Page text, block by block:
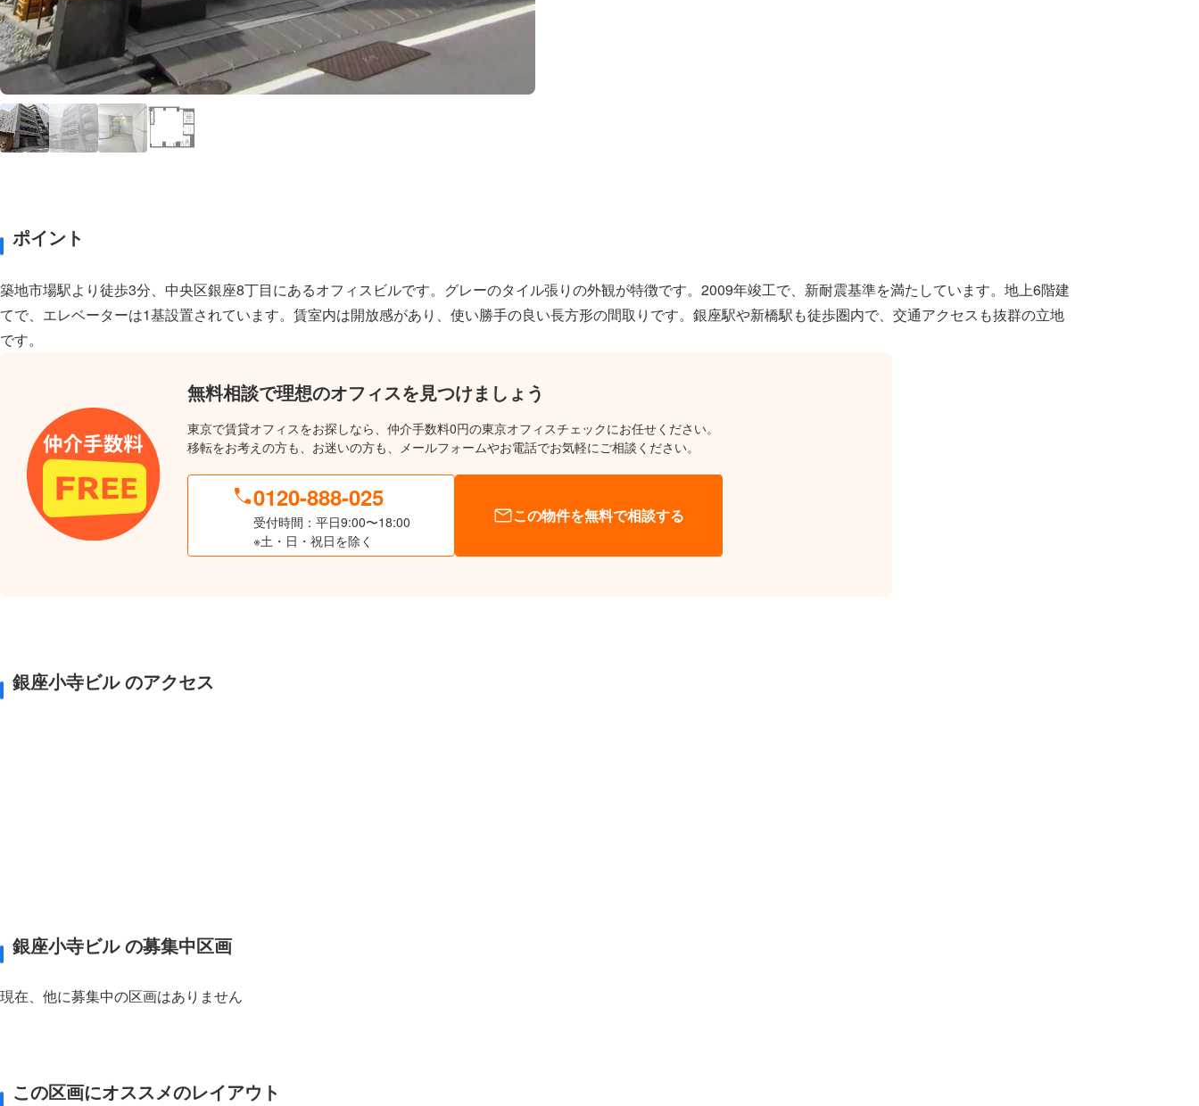
ポイント
築地市場駅より徒歩3分、中央区銀座8丁目にあるオフィスビルです。グレーのタイル張りの外観が特徴です。2009年竣工で、新耐震基準を満たしています。地上6階建
てで、エレベーターは1基設置されています。賃室内は開放感があり、使い勝手の良い長方形の間取りです。銀座駅や新橋駅も徒歩圏内で、交通アクセスも抜群の立地
です。
無料相談で理想のオフィスを見つけましょう
東京で賃貸オフィスをお探しなら、仲介手数料0円の東京オフィスチェックにお任せください。
移転をお考えの方も、お迷いの方も、メールフォームやお電話でお気軽にご相談ください。
0120-888-025
受付時間：平日9:00〜18:00
※土・日・祝日を除く
この物件を無料で相談する
銀座小寺ビル のアクセス
銀座小寺ビル の募集中区画
現在、他に募集中の区画はありません
この区画にオススメのレイアウト